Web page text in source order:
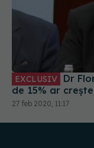
EXCLUSIV
de 15% ar
27 feb 2020, 11:17